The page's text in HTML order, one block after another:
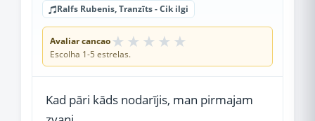
Ralfs Rubenis, Tranzīts - Cik ilgi
Avaliar cancao★ ★ ★ ★ ★
Escolha 1-5 estrelas.
Kad pāri kāds nodarījis, man pirmajam